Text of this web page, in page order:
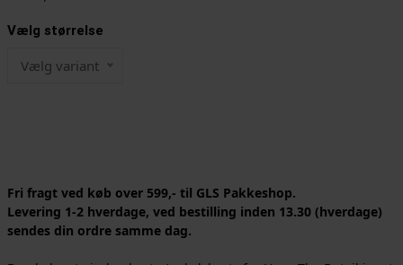
Vælg størrelse
Vælg variant
Fri fragt ved køb over 599,- til GLS Pakkeshop.
Levering 1-2 hverdage, ved bestilling inden 13.30 (hverdage)
sendes din ordre samme dag.